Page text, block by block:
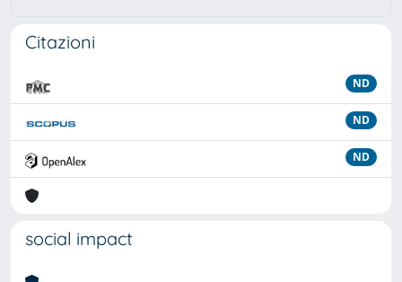
Citazioni
ND
ND
ND
social impact